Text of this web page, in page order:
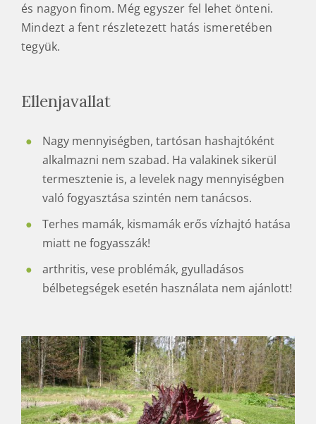
és nagyon finom. Még egyszer fel lehet önteni.
Mindezt a fent részletezett hatás ismeretében
tegyük.
Ellenjavallat
Nagy mennyiségben, tartósan hashajtóként
alkalmazni nem szabad. Ha valakinek sikerül
termesztenie is, a levelek nagy mennyiségben
való fogyasztása szintén nem tanácsos.
Terhes mamák, kismamák erős vízhajtó hatása
miatt ne fogyasszák!
arthritis, vese problémák, gyulladásos
bélbetegségek esetén használata nem ajánlott!